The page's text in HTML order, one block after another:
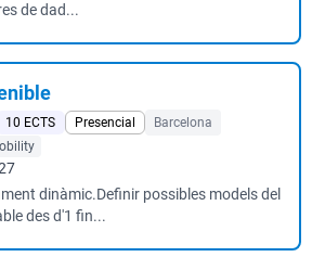
de dad...
10 ECTS Presencial
Barcelona
dinàmic.Definir possibles models del
des d'1 fin...